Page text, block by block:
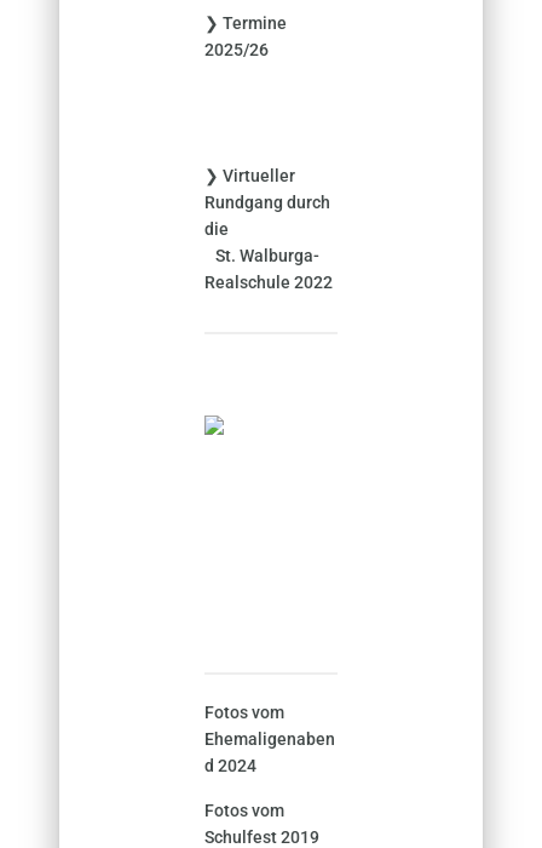
a
c
❯ Termine
2025/26
❯ Virtueller
Rundgang durch
die
St. Walburga-
Realschule 2022
Fotos vom
Ehemaligenaben
d 2024
Fotos vom
Schulfest 2019